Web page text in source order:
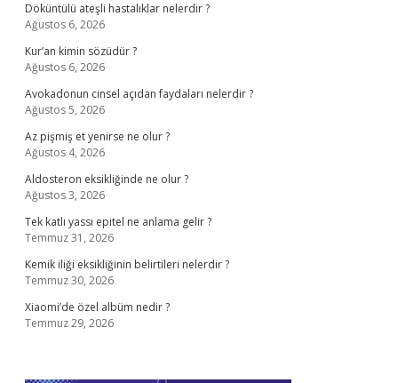
Döküntülü ateşli hastalıklar nelerdir ?
Ağustos 6, 2026
Kur’an kimin sözüdür ?
Ağustos 6, 2026
Avokadonun cinsel açıdan faydaları nelerdir ?
Ağustos 5, 2026
Az pişmiş et yenirse ne olur ?
Ağustos 4, 2026
Aldosteron eksikliğinde ne olur ?
Ağustos 3, 2026
Tek katlı yassı epitel ne anlama gelir ?
Temmuz 31, 2026
Kemik iliği eksikliğinin belirtileri nelerdir ?
Temmuz 30, 2026
Xiaomi’de özel albüm nedir ?
Temmuz 29, 2026